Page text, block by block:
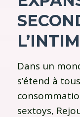
Dans un
s’étend à
sextoys,